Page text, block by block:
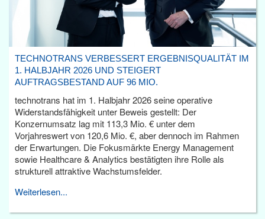
TECHNOTRANS VERBESSERT ERGEBNISQUALITÄT IM
1. HALBJAHR 2026 UND STEIGERT
AUFTRAGSBESTAND AUF 96 MIO.
technotrans hat im 1. Halbjahr 2026 seine operative
Widerstandsfähigkeit unter Beweis gestellt: Der
Konzernumsatz lag mit 113,3 Mio. € unter dem
Vorjahreswert von 120,6 Mio. €, aber dennoch im Rahmen
der Erwartungen. Die Fokusmärkte Energy Management
sowie Healthcare & Analytics bestätigten ihre Rolle als
strukturell attraktive Wachstumsfelder.
Weiterlesen...